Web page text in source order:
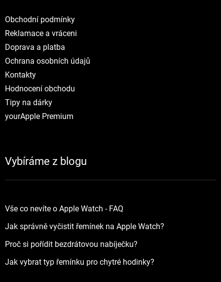
Obchodní podmínky
Reklamace a vráceni
Doprava a platba
Ochrana osobních údajů
Kontakty
Hodnocení obchodu
Tipy na dárky
yourApple Premium
Vybíráme z blogu
Vše co nevíte o Apple Watch - FAQ
Jak správně vyčistit řemínek na Apple Watch?
Proč si pořídit bezdrátovou nabíječku?
Jak vybrat typ řemínku pro chytré hodinky?